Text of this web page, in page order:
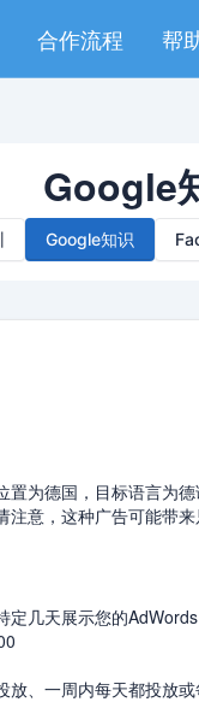
合作流程 帮
Google
Google知识
为德国，目标语言
意，这种广告可能带
定几天展示您的AdWords
、一周内每天都投放或